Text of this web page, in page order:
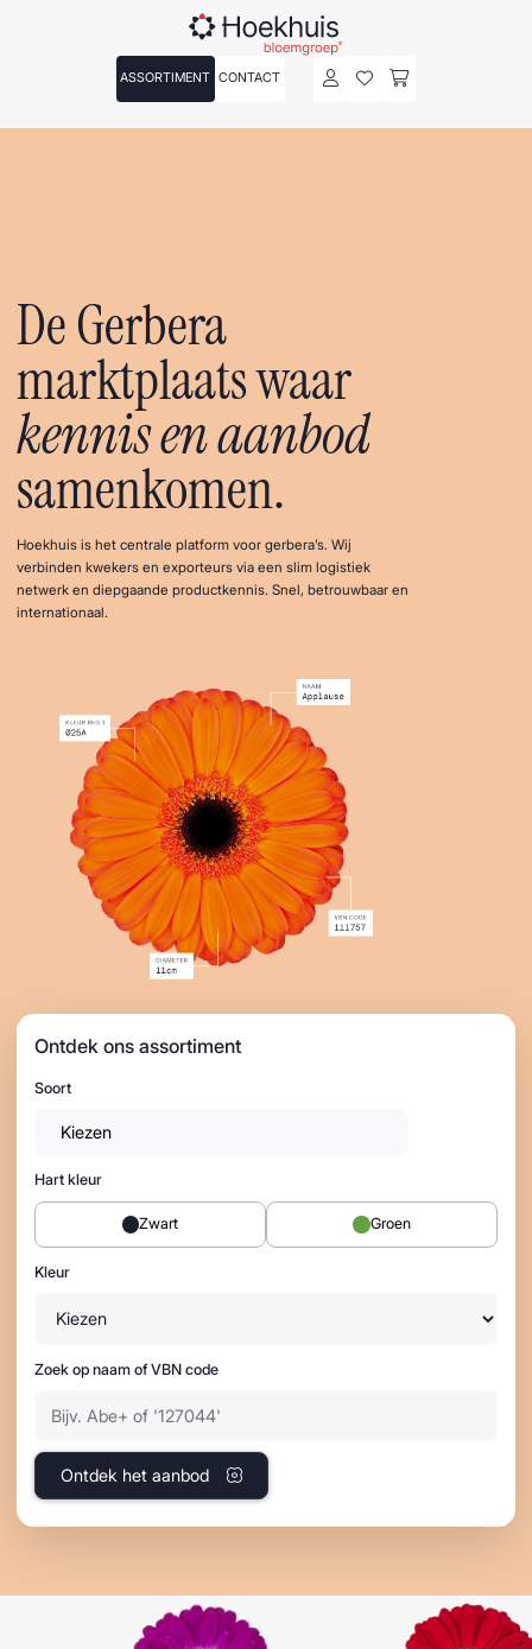
ASSORTIMENT CONTACT
De Gerbera
marktplaats waar
kennis en aanbod
samenkomen.
Hoekhuis is het centrale platform voor gerbera’s. Wij
verbinden kwekers en exporteurs via een slim logistiek
netwerk en diepgaande productkennis. Snel, betrouwbaar en
internationaal.
Ontdek ons assortiment
Soort
Kiezen
Hart kleur
Zwart Groen
Kleur
Zoek op naam of VBN code
Ontdek het aanbod